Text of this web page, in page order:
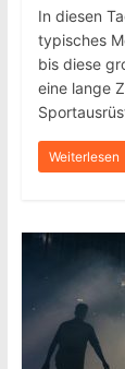
In diesen
typisches
bis diese
eine lange
Weiterlesen